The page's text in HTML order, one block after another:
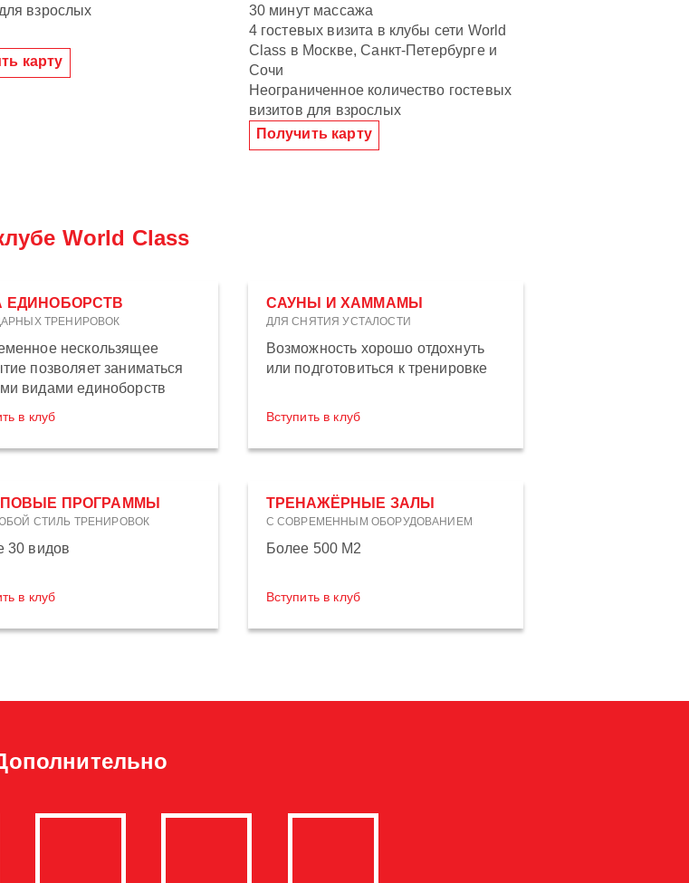
взрослых
карту
30 минут массажа
4 гостевых визита в клубы сети World
Class в Москве, Санкт-Петербурге и
Сочи
Неограниченное количество гостевых
визитов для взрослых
Получить карту
World Class
ЕДИНОБОРСТВ
ТРЕНИРОВОК
нескользящее
позволяет заниматься
видами единоборств
в клуб
САУНЫ И ХАММАМЫ
ДЛЯ СНЯТИЯ УСТАЛОСТИ
Возможность хорошо отдохнуть
или подготовиться к тренировке
Вступить в клуб
ПРОГРАММЫ
СТИЛЬ ТРЕНИРОВОК
30 видов
в клуб
ТРЕНАЖЁРНЫЕ ЗАЛЫ
С СОВРЕМЕННЫМ ОБОРУДОВАНИЕМ
Более 500 М2
Вступить в клуб